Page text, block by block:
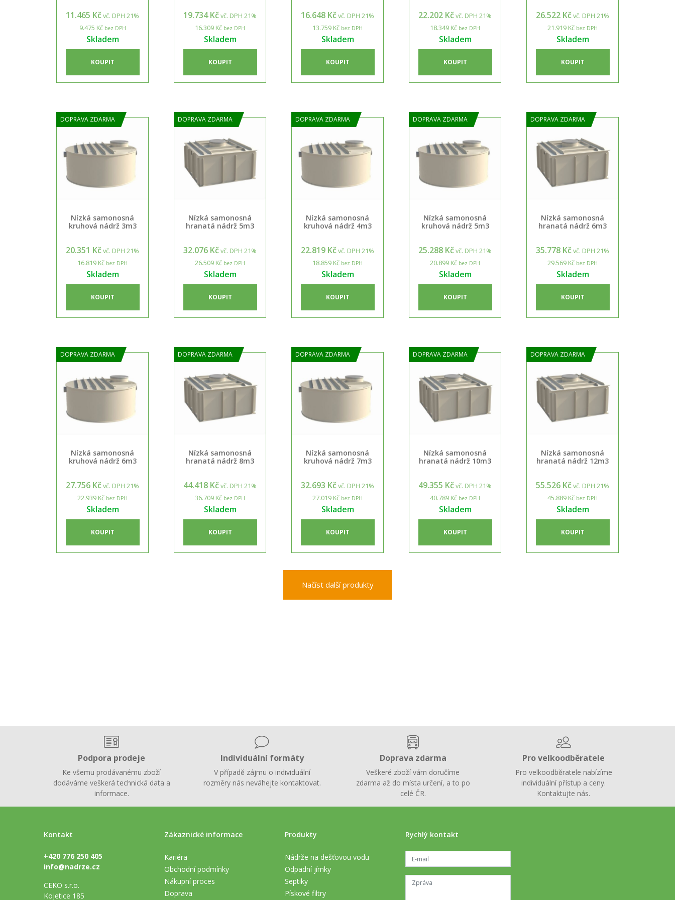
11.465 Kčvč. DPH 21%
9.475 Kčbez DPH
Skladem
KOUPIT
19.734 Kčvč. DPH 21%
16.309 Kč bez DPH
Skladem
KOUPIT
16.648 Kčvč. DPH 21%
13.759 Kč bez DPH
Skladem
KOUPIT
22.202 Kčvč. DPH 21%
18.349 Kč bez DPH
Skladem
KOUPIT
26.522 Kčvč. DPH 21%
21.919 Kč bez DPH
Skladem
KOUPIT
DOPRAVA ZDARMA
Nízká samonosná
kruhová nádrž 3m3
20.351 Kčvč. DPH 21%
16.819 Kč bez DPH
Skladem
KOUPIT
DOPRAVA ZDARMA
Nízká samonosná
hranatá nádrž 5m3
32.076 Kčvč. DPH 21%
26.509 Kč bez DPH
Skladem
KOUPIT
DOPRAVA ZDARMA
Nízká samonosná
kruhová nádrž 4m3
22.819 Kčvč. DPH 21%
18.859 Kč bez DPH
Skladem
KOUPIT
DOPRAVA ZDARMA
Nízká samonosná
kruhová nádrž 5m3
25.288 Kčvč. DPH 21%
20.899 Kč bez DPH
Skladem
KOUPIT
DOPRAVA ZDARMA
Nízká samonosná
hranatá nádrž 6m3
35.778 Kčvč. DPH 21%
29.569 Kč bez DPH
Skladem
KOUPIT
DOPRAVA ZDARMA
Nízká samonosná
kruhová nádrž 6m3
27.756 Kčvč. DPH 21%
22.939 Kč bez DPH
Skladem
KOUPIT
DOPRAVA ZDARMA
Nízká samonosná
hranatá nádrž 8m3
44.418 Kčvč. DPH 21%
36.709 Kč bez DPH
Skladem
KOUPIT
DOPRAVA ZDARMA
Nízká samonosná
kruhová nádrž 7m3
32.693 Kčvč. DPH 21%
27.019 Kč bez DPH
Skladem
KOUPIT
DOPRAVA ZDARMA
Nízká samonosná
hranatá nádrž 10m3
49.355 Kčvč. DPH 21%
40.789 Kč bez DPH
Skladem
KOUPIT
DOPRAVA ZDARMA
Nízká samonosná
hranatá nádrž 12m3
55.526 Kčvč. DPH 21%
45.889 Kč bez DPH
Skladem
KOUPIT
Načíst další produkty
Podpora prodeje
Ke všemu prodávanému zboží
dodáváme veškerá technická data a
informace.
Individuální formáty
V případě zájmu o individuální
rozměry nás neváhejte kontaktovat.
Doprava zdarma
Veškeré zboží vám doručíme
zdarma až do místa určení, a to po
celé ČR.
Pro velkoodběratele
Pro velkoodběratele nabízíme
individuální přístup a ceny.
Kontaktujte nás.
Kontakt
+420 776 250 405
info@nadrze.cz
CEKO s.r.o.
Kojetice 185
Zákaznické informace
Kariéra
Obchodní podmínky
Nákupní proces
Doprava
Produkty
Nádrže na dešťovou vodu
Odpadní jímky
Septiky
Pískové filtry
Rychlý kontakt